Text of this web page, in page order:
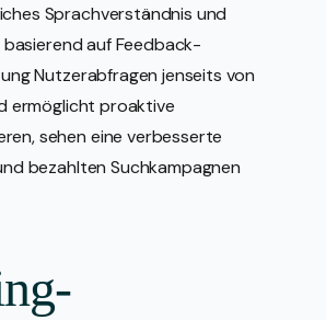
Sprachverständnis und
auf Feedback-
Nutzerabfragen jenseits von
ermöglicht proaktive
sehen eine verbesserte
bezahlten Suchkampagnen